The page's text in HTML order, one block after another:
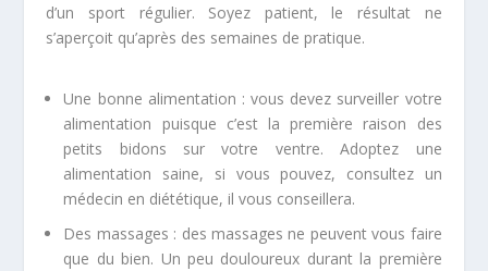
d’un sport régulier. Soyez patient, le résultat ne
s’aperçoit qu’après des semaines de pratique.
Une bonne alimentation : vous devez surveiller votre
alimentation puisque c’est la première raison des
petits bidons sur votre ventre. Adoptez une
alimentation saine, si vous pouvez, consultez un
médecin en diététique, il vous conseillera.
Des massages : des massages ne peuvent vous faire
que du bien. Un peu douloureux durant la première